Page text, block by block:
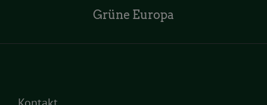
Grüne Europa